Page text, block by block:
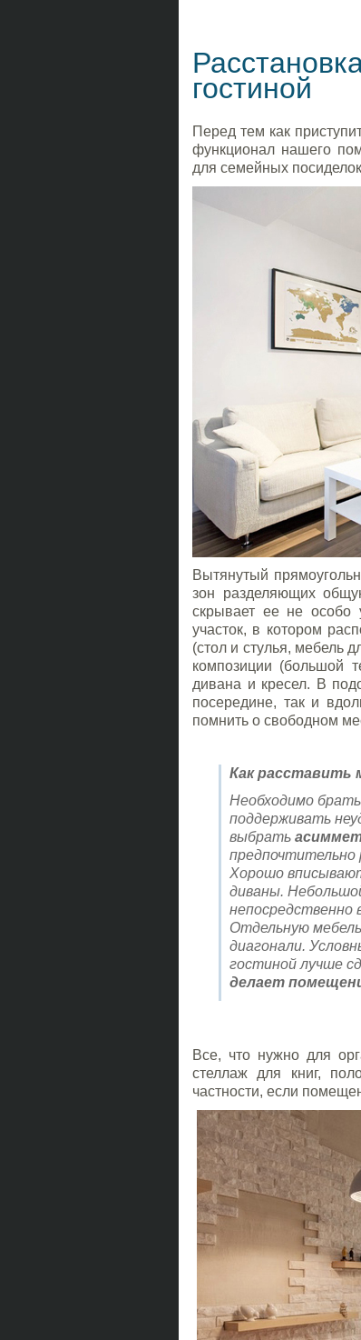
гостиной
Перед тем как
функционал нашего
для семейных
Вытянутый
зон разделяющих
скрывает ее не особо
участок, в котором
(стол и стулья, мебель
композиции (большой
дивана и кресел. В
посередине, так и
помнить о свободном
Как расставить
Необходимо
поддерживать
выбрать
предпочтительно
Хорошо
диваны.
непосредственно
Отдельную
диагонали.
гостиной лучше
делает
Все, что нужно для
стеллаж для книг,
частности, если